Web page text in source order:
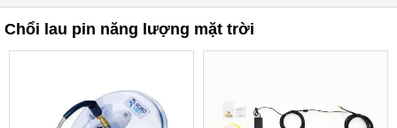
Chổi lau pin năng lượng mặt trời